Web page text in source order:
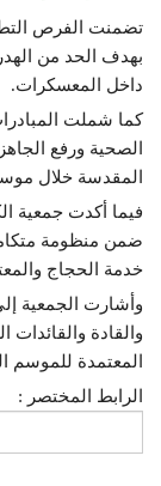
تضمنت الفرص
بهدف الحد من
داخل المعسكرات.
كما شملت
الصحية ورفع
المقدسة خلال
فيما أكدت جمعية
ضمن منظومة
خدمة الحجاج
وأشارت الجمعية
والقادة والقائدات
المعتمدة للموسم
الرابط المختصر :